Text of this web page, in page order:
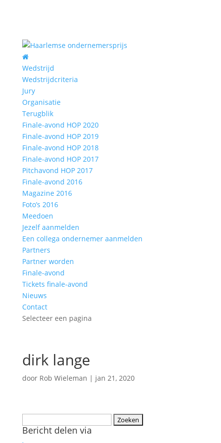
Wedstrijd
Wedstrijdcriteria
Jury
Organisatie
Terugblik
Finale-avond HOP 2020
Finale-avond HOP 2019
Finale-avond HOP 2018
Finale-avond HOP 2017
Pitchavond HOP 2017
Finale-avond 2016
Magazine 2016
Foto’s 2016
Meedoen
Jezelf aanmelden
Een collega ondernemer aanmelden
Partners
Partner worden
Finale-avond
Tickets finale-avond
Nieuws
Contact
Selecteer een pagina
dirk lange
door Rob Wieleman | jan 21, 2020
naar:
Bericht delen via